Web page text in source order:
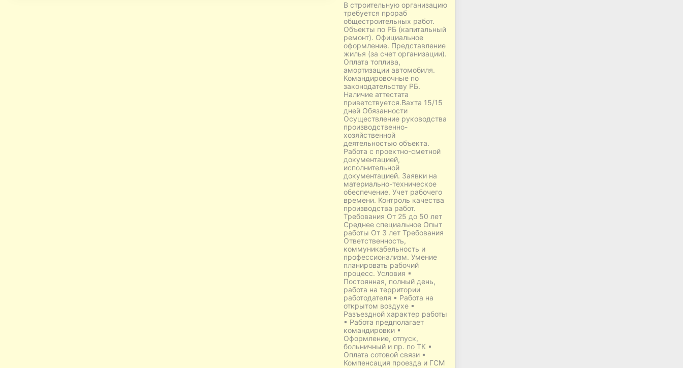
В строительную организацию
требуется прораб
общестроительных работ.
Объекты по РБ (капитальный
ремонт). Официальное
оформление. Представление
жилья (за счет организации).
Оплата топлива,
амортизации автомобиля.
Командировочные по
законодательству РБ.
Наличие аттестата
приветствуется.Вахта 15/15
дней Обязанности
Осуществление руководства
производственно-
хозяйственной
деятельностью объекта.
Работа с проектно-сметной
документацией,
исполнительной
документацией. Заявки на
материально-техническое
обеспечение. Учет рабочего
времени. Контроль качества
производства работ.
Требования От 25 до 50 лет
Среднее специальное Опыт
работы От 3 лет Требования
Ответственность,
коммуникабельность и
профессионализм. Умение
планировать рабочий
процесс. Условия ▪
Постоянная, полный день,
работа на территории
работодателя ▪ Работа на
открытом воздухе ▪
Разъездной характер работы
▪ Работа предполагает
командировки ▪
Оформление, отпуск,
больничный и пр. по ТК ▪
Оплата сотовой связи ▪
Компенсация проезда и ГСМ